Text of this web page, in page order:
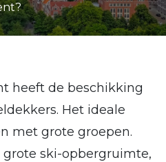
heeft de beschikking
Het ideale
met grote groepen.
ski-opbergruimte,